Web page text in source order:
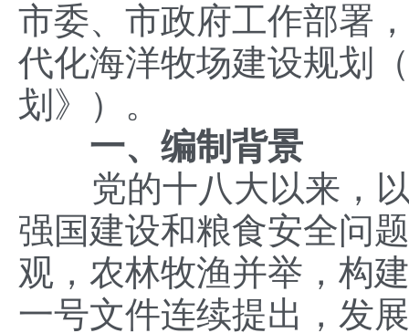
市委、市政府工作部署
代化海洋牧场建设规划
划》）。
一、编制背景
党的十八大以来，以
强国建设和粮食安全问
观，农林牧渔并举，构
一号文件连续提出，发